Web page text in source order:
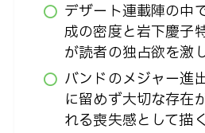
デザート連載陣の中
成の密度と岩下慶子
が読者の独占欲を激
バンドのメジャー進
に留めず大切な存在
れる喪失感として描